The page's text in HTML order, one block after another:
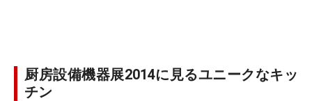
厨房設備機器展2014に見るユニークなキッ
チン